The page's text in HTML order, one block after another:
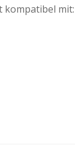
kompatibel mit: